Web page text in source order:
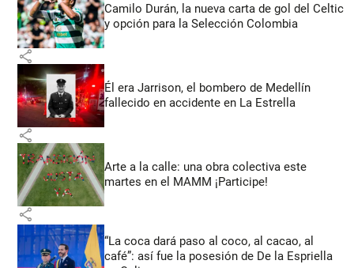
Camilo Durán, la nueva carta de gol del Celtic
y opción para la Selección Colombia
share
Él era Jarrison, el bombero de Medellín
fallecido en accidente en La Estrella
share
Arte a la calle: una obra colectiva este
martes en el MAMM ¡Participe!
share
“La coca dará paso al coco, al cacao, al
café”: así fue la posesión de De la Espriella